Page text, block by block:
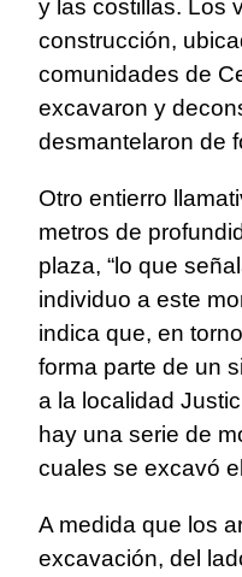
y las costillas. Los
construcción,
comunidades de
excavaron y
desmantelaron de
Otro entierro
metros de
plaza, “lo que
individuo a este
indica que, en
forma parte de un
a la localidad
hay una serie de
cuales se excavó
A medida que los
excavación, del